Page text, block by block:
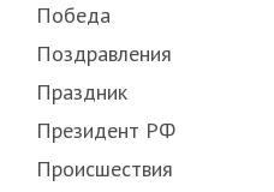
Победа
Поздравления
Праздник
Президент РФ
Происшествия